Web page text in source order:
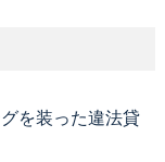
を装った違法貸